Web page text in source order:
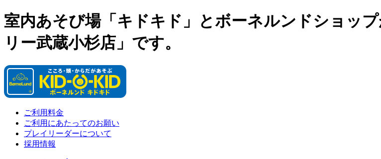
室内あそび場「キドキド」とボーネルンドショッ
リー武蔵小杉店」です。
ご利用料金
ご利用にあたってのお願い
プレイリーダーについて
採用情報